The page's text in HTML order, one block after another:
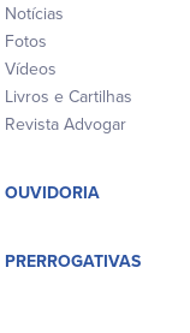
Notícias
Fotos
Vídeos
Livros e Cartilhas
Revista Advogar
OUVIDORIA
PRERROGATIVAS